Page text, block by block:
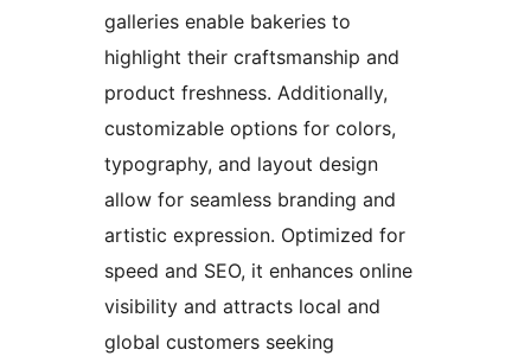
galleries enable bakeries to
highlight their craftsmanship and
product freshness. Additionally,
customizable options for colors,
typography, and layout design
allow for seamless branding and
artistic expression. Optimized for
speed and SEO, it enhances online
visibility and attracts local and
global customers seeking